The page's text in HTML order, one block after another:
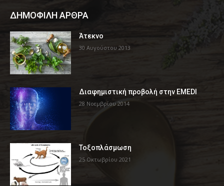
ΔΗΜΟΦΙΛΗ ΑΡΘΡΑ
Άτεκνο
30 Αυγούστου 2013
Διαφημιστική προβολή στην EMEDI
28 Νοεμβρίου 2014
Τοξοπλάσμωση
25 Οκτωβρίου 2021